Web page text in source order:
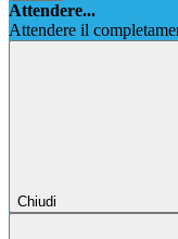
Attendere...
Attendere il
Chiudi